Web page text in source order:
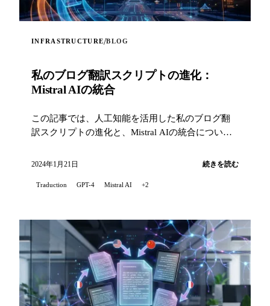
INFRASTRUCTURE/BLOG
私のブログ翻訳スクリプトの進化：
Mistral AIの統合
この記事では、人工知能を活用した私のブログ翻
訳スクリプトの進化と、Mistral AIの統合について
2024年1月21日 続きを読む
Traduction GPT-4 Mistral AI +2